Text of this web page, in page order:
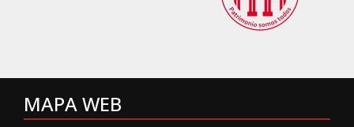
MAPA WEB